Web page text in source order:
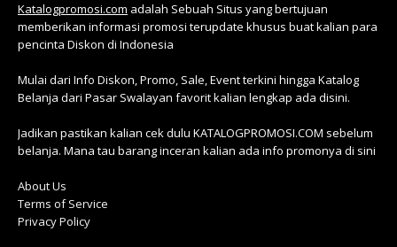
Katalogpromosi.com adalah Sebuah Situs yang bertujuan
memberikan informasi promosi terupdate khusus buat kalian para
pencinta Diskon di Indonesia
Mulai dari Info Diskon, Promo, Sale, Event terkini hingga Katalog
Belanja dari Pasar Swalayan favorit kalian lengkap ada disini.
Jadikan pastikan kalian cek dulu KATALOGPROMOSI.COM sebelum
belanja. Mana tau barang inceran kalian ada info promonya di sini
About Us
Terms of Service
Privacy Policy